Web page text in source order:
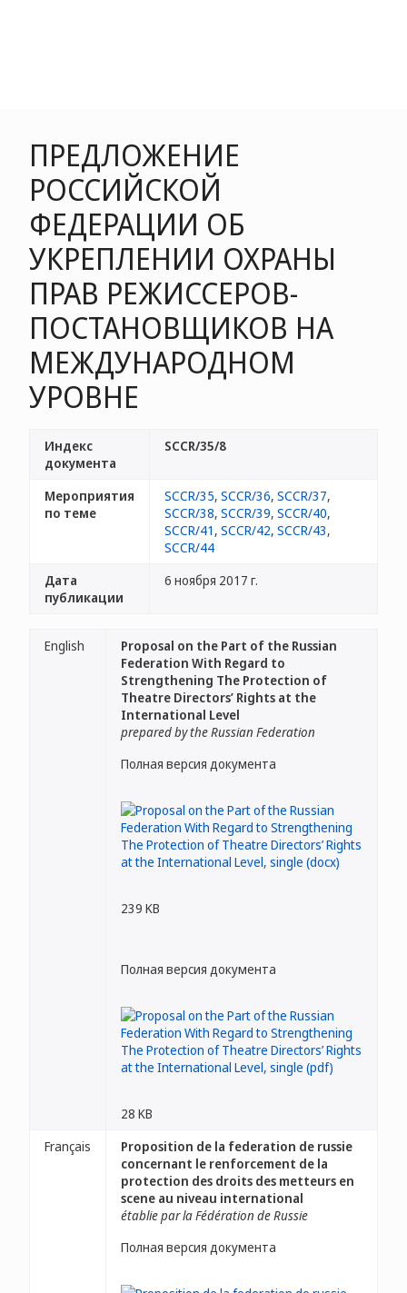
ПРЕДЛОЖЕНИЕ
РОССИЙСКОЙ
ФЕДЕРАЦИИ ОБ
УКРЕПЛЕНИИ ОХРАНЫ
ПРАВ РЕЖИССЕРОВ-
ПОСТАНОВЩИКОВ НА
МЕЖДУНАРОДНОМ
УРОВНЕ
Индекс
документа
SCCR/35/8
Мероприятия
по теме
SCCR/35, SCCR/36, SCCR/37,
SCCR/38, SCCR/39, SCCR/40,
SCCR/41 , SCCR/42, SCCR/43,
SCCR/44
Дата
публикации
6 ноября 2017 г.
English
Proposal on the Part of the Russian
Federation With Regard to
Strengthening The Protection of
Theatre Directors’ Rights at the
International Level
prepared by the Russian Federation
Полная версия документа
239 KB
Полная версия документа
28 KB
Français
Proposition de la federation de russie
concernant le renforcement de la
protection des droits des metteurs en
scene au niveau international
établie par la Fédération de Russie
Полная версия документа